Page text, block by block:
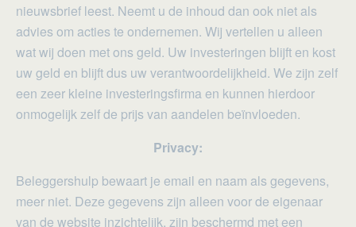
nieuwsbrief leest. Neemt u de inhoud dan ook niet als
advies om acties te ondernemen. Wij vertellen u alleen
wat wij doen met ons geld. Uw investeringen blijft en kost
uw geld en blijft dus uw verantwoordelijkheid. We zijn zelf
een zeer kleine investeringsfirma en kunnen hierdoor
onmogelijk zelf de prijs van aandelen beïnvloeden.
Privacy:
Beleggershulp bewaart je email en naam als gegevens,
meer niet. Deze gegevens zijn alleen voor de eigenaar
van de website inzichtelijk, zijn beschermd met een